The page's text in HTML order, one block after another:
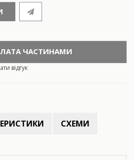
ЧАСТИНАМИ
відгук
СХЕМИ